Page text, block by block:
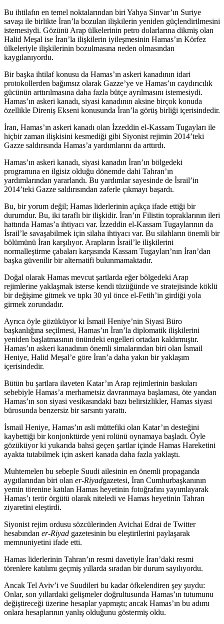
Bu ihtilafın en temel noktalarından biri Yahya Sinvar’ın Suriye
savaşı ile birlikte İran’la bozulan ilişkilerin yeniden güçlendirilmesini
istemesiydi. Gözünü Arap ülkelerinin petro dolarlarına dikmiş olan
Halid Meşal ise İran’la ilişkilerin iyileşmesinin Hamas’ın Körfez
ülkeleriyle ilişkilerinin bozulmasına neden olmasından
kaygılanıyordu.
Bir başka ihtilaf konusu da Hamas’ın askeri kanadının idari
protokollerden bağımsız olarak Gazze’ye ve Hamas’ın caydırıcılık
gücünün arttırılmasına daha fazla bütçe ayrılmasını istemesiydi.
Hamas’ın askeri kanadı, siyasi kanadının aksine birçok konuda
özellikle Direniş Ekseni konusunda İran’la görüş birliği içerisindedir.
İran, Hamas’ın askeri kanadı olan İzzeddin el-Kassam Tugayları ile
hiçbir zaman ilişkisini kesmediği gibi Siyonist rejimin 2014’teki
Gazze saldırısında Hamas’a yardımlarını da arttırdı.
Hamas’ın askeri kanadı, siyasi kanadın İran’ın bölgedeki
programına en ilgisiz olduğu dönemde dahi Tahran’ın
yardımlarından yararlandı. Bu yardımlar sayesinde de İsrail’in
2014’teki Gazze saldırısından zaferle çıkmayı başardı.
Bu, bir yorum değil; Hamas liderlerinin açıkça ifade ettiği bir
durumdur. Bu, iki taraflı bir ilişkidir. İran’ın Filistin topraklarının ileri
hattında Hamas’a ihtiyacı var. İzzeddin el-Kassam Tugaylarının da
İsrail’le savaşabilmek için silaha ihtiyacı var. Bu silahların önemli bir
bölümünü İran karşılıyor. Arapların İsrail’le ilişkilerini
normalleştirme çabaları karşısında Kassam Tugayları’nın İran’dan
başka güvenilir bir alternatifi bulunmamaktadır.
Doğal olarak Hamas mevcut şartlarda eğer bölgedeki Arap
rejimlerine yaklaşmak isterse kendi tüzüğünde ve stratejisinde köklü
bir değişime gitmek ve tıpkı 30 yıl önce el-Fetih’in girdiği yola
girmek zorundadır.
Ayrıca öyle gözüküyor ki İsmail Heniye’nin Siyasi Büro
başkanlığına seçilmesi, Hamas’ın İran’la diplomatik ilişkilerini
yeniden başlatmasının önündeki engelleri ortadan kaldırmıştır.
Hamas’ın askeri kanadının önemli simalarından biri olan İsmail
Heniye, Halid Meşal’e göre İran’a daha yakın bir yaklaşım
içerisindedir.
Bütün bu şartlara ilaveten Katar’ın Arap rejimlerinin baskıları
sebebiyle Hamas’a merhametsiz davranmaya başlaması, öte yandan
Hamas’ın son siyasi vesikasındaki bazı belirsizlikler, Hamas siyasi
bürosunda benzersiz bir sarsıntı yarattı.
İsmail Heniye, Hamas’ın asli müttefiki olan Katar’ın desteğini
kaybettiği bir konjonktürde yeni rolünü oynamaya başladı. Öyle
gözüküyor ki yukarıda bahsi geçen şartlar içinde Hamas Hareketini
ayakta tutabilmek için askeri kanada daha fazla yaklaştı.
Muhtemelen bu sebeple Suudi ailesinin en önemli propaganda
aygıtlarından biri olan er-Riyadgazetesi, İran Cumhurbaşkanının
yemin törenine katılan Hamas heyetinin fotoğrafını yayımlayarak
Hamas’ı terör örgütü olarak niteledi ve Hamas heyetinin Tahran
ziyaretini eleştirdi.
Siyonist rejim ordusu sözcülerinden Avichai Edrai de Twitter
hesabından er-Riyad gazetesinin bu eleştirilerini paylaşarak
memnuniyetini ifade etti.
Hamas liderlerinin Tahran’ın resmi davetiyle İran’daki resmi
törenlere katılımı geçmiş yıllarda sıradan bir durum sayılıyordu.
Ancak Tel Aviv’i ve Suudileri bu kadar öfkelendiren şey şuydu:
Onlar, son yıllardaki gelişmeler doğrultusunda Hamas’ın tutumunu
değiştireceği üzerine hesaplar yapmıştı; ancak Hamas’ın bu adımı
onlara hesaplarının yanlış olduğunu göstermiş oldu.